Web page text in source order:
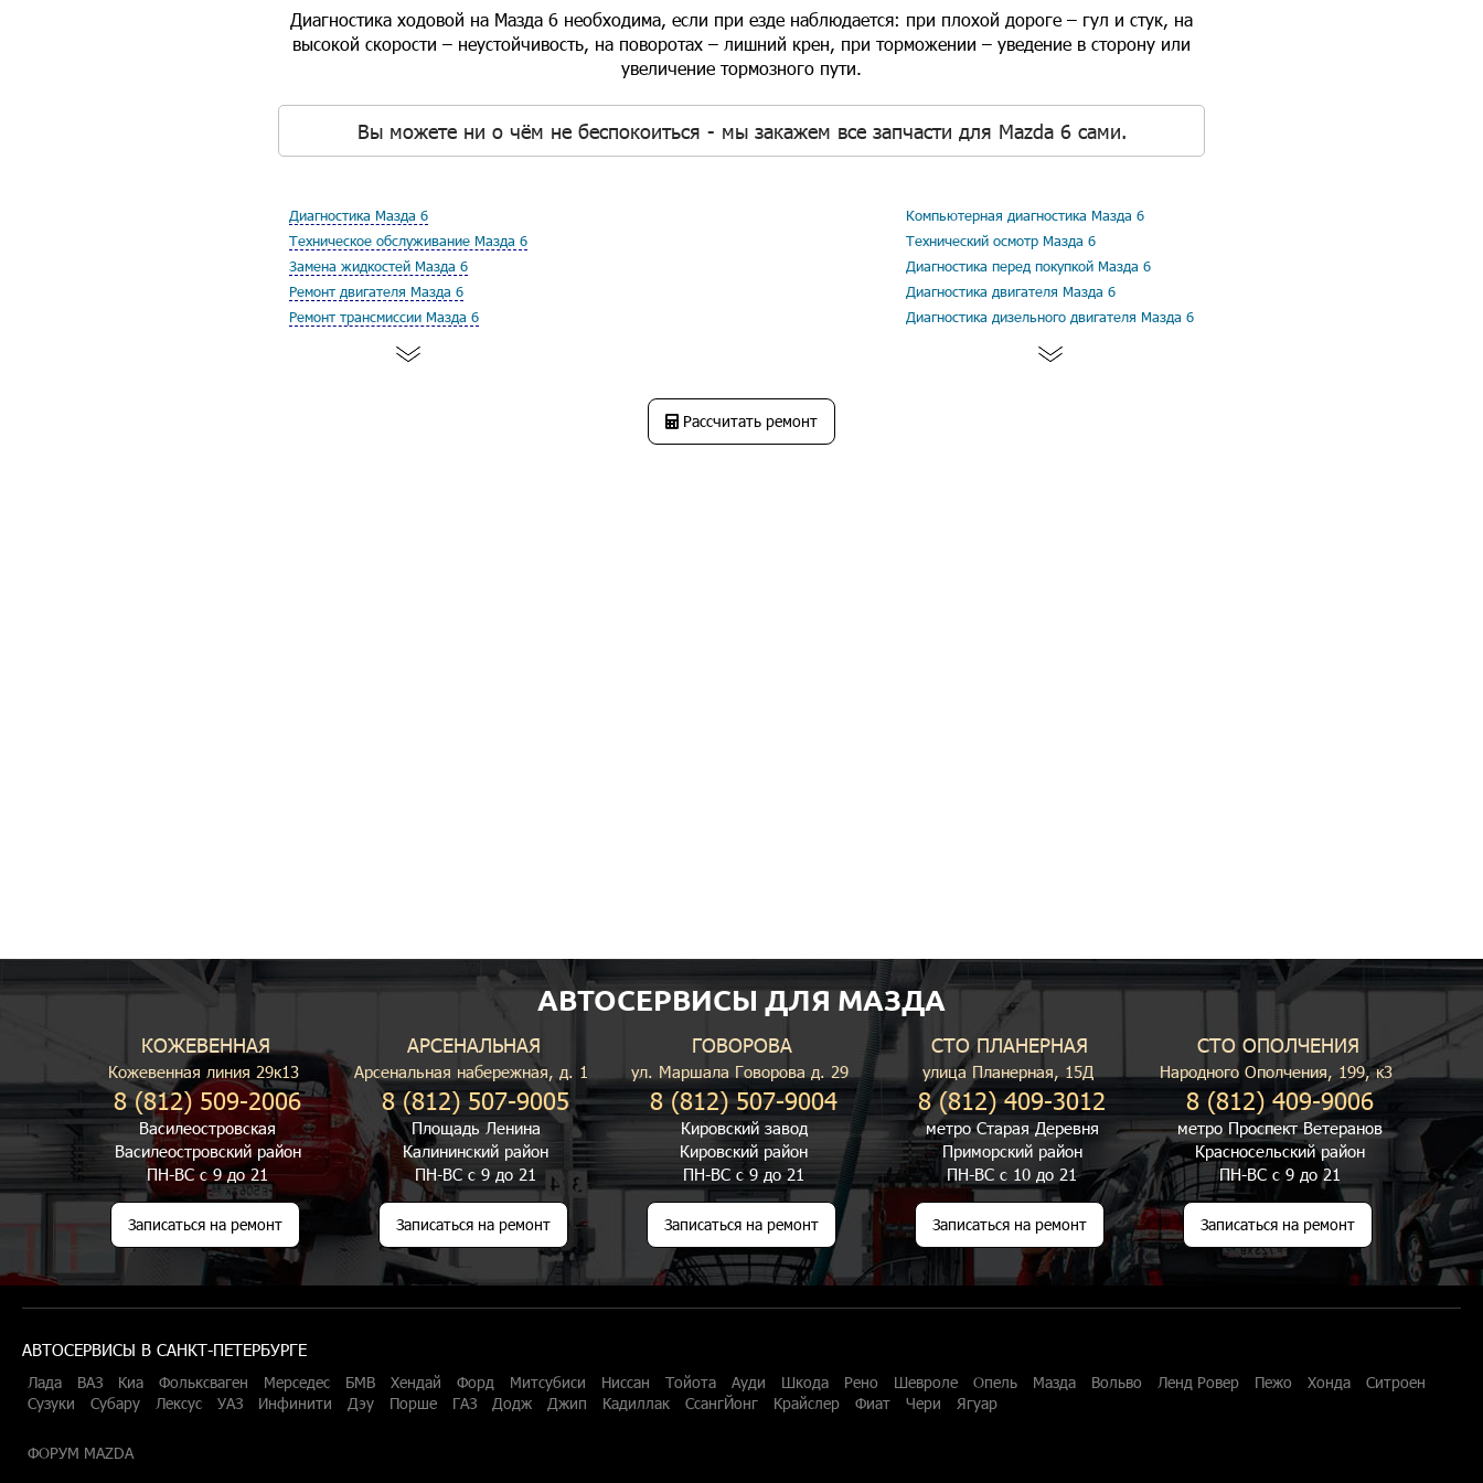
Диагностика ходовой на Мазда 6 необходима, если при езде наблюдается: при плохой дороге – гул и стук, на
высокой скорости – неустойчивость, на поворотах – лишний крен, при торможении – уведение в сторону или
увеличение тормозного пути.
Вы можете ни о чём не беспокоиться - мы закажем все запчасти для Mazda 6 сами.
Диагностика Мазда 6
Техническое обслуживание Мазда 6
Замена жидкостей Мазда 6
Ремонт двигателя Мазда 6
Ремонт трансмиссии Мазда 6
Компьютерная диагностика Мазда 6
Технический осмотр Мазда 6
Диагностика перед покупкой Мазда 6
Диагностика двигателя Мазда 6
Диагностика дизельного двигателя Мазда 6
Рассчитать ремонт
АВТОСЕРВИСЫ ДЛЯ МАЗДА
КОЖЕВЕННАЯ
Кожевенная линия 29к13
8 (812) 509-2006
Василеостровская
Василеостровский район
ПН-ВС с 9 до 21
Записаться на ремонт
АРСЕНАЛЬНАЯ
Арсенальная набережная, д. 1
8 (812) 507-9005
Площадь Ленина
Калининский район
ПН-ВС с 9 до 21
Записаться на ремонт
ГОВОРОВА
ул. Маршала Говорова д. 29
8 (812) 507-9004
Кировский завод
Кировский район
ПН-ВС с 9 до 21
Записаться на ремонт
СТО ПЛАНЕРНАЯ
улица Планерная, 15Д
8 (812) 409-3012
метро Старая Деревня
Приморский район
ПН-ВС с 10 до 21
Записаться на ремонт
СТО ОПОЛЧЕНИЯ
Народного Ополчения, 199, к3
8 (812) 409-9006
метро Проспект Ветеранов
Красносельский район
ПН-ВС с 9 до 21
Записаться на ремонт
АВТОСЕРВИСЫ В САНКТ-ПЕТЕРБУРГЕ
Лада ВАЗ Киа Фольксваген Мерседес БМВ Хендай Форд Митсубиси Ниссан Тойота Ауди Шкода Рено Шевроле Опель Мазда Вольво Ленд Ровер Пежо Хонда
Ситроен
Сузуки
Субару Лексус УАЗ Инфинити Дэу Порше ГАЗ Додж Джип Кадиллак СсангЙонг Крайслер Фиат Чери Ягуар
ФОРУМ MAZDA